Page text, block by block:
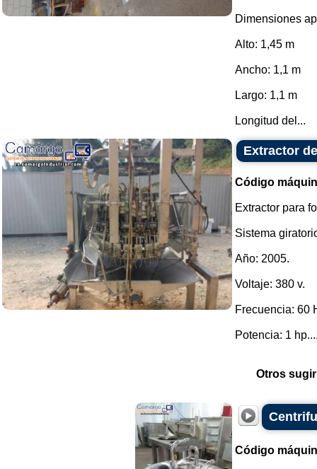
Dimensiones
Alto: 1,45 m
Ancho: 1,1 m
Largo: 1,1 m
Longitud del...
Extractor
Código
Extractor para
Sistema
Año: 2005.
Voltaje: 380 v.
Frecuencia: 60
Potencia: 1
Otros
Código